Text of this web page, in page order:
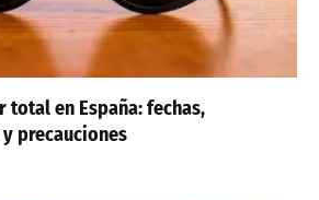
total en España: fechas,
precauciones